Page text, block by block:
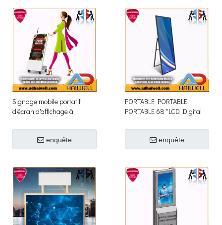
Signage mobile portatif
d'écran d'affichage à
alimenté par batterie
enquête
PORTABLE PORTABLE
PORTABLE 68 "LCD Digital
enquête